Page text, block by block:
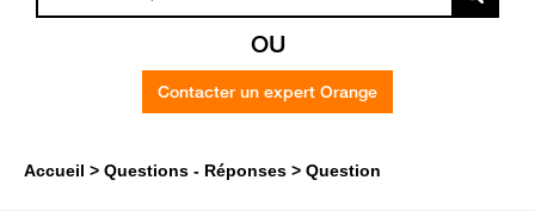
OU
Contacter un expert Orange
Accueil Questions - Réponses Question